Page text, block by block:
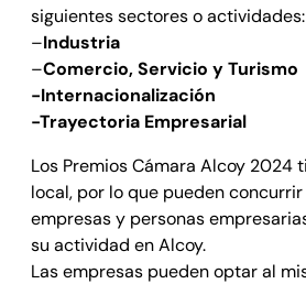
siguientes sectores o actividades:
–Industria
–Comercio, Servicio y Turismo
-Internacionalización
-Trayectoria Empresarial
Los Premios Cámara Alcoy 2024
local, por lo que pueden
empresas y personas
su actividad en Alcoy.
Las empresas pueden optar al